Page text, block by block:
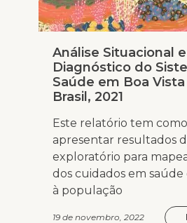
Análise Situacional e
Diagnóstico do
Saúde em Boa Vista
Brasil, 2021
Este relatório tem
apresentar resultados
exploratório para
dos cuidados em
à população
19 de novembro, 2022